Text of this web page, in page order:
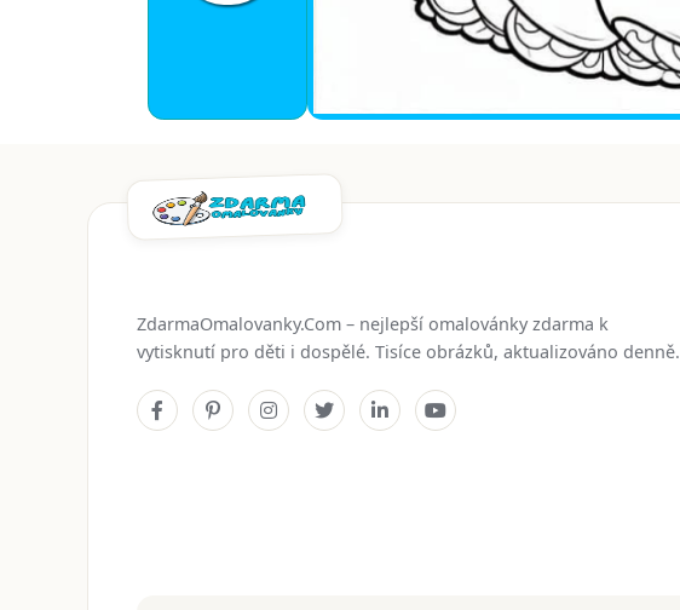
ZdarmaOmalovanky.Com – nejlepší omalovánky zdarma k
vytisknutí pro děti i dospělé. Tisíce obrázků, aktualizováno denně.